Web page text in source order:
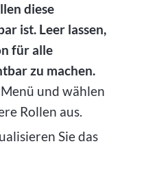
diese
ist. Leer lassen,
für alle
zu machen.
und wählen
Rollen aus.
Sie das